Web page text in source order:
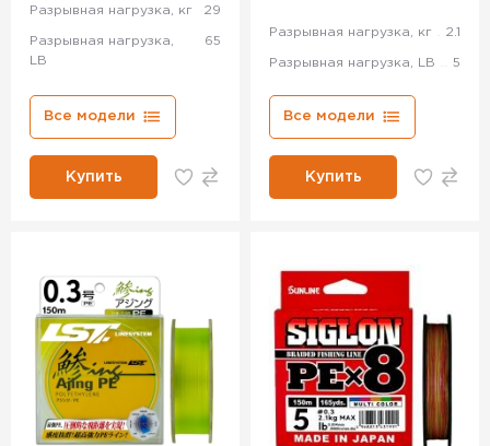
Разрывная нагрузка, кг 29
Разрывная нагрузка,
LB
65
Все модели
Купить
Разрывная нагрузка, кг 2.1
Разрывная нагрузка, LB 5
Все модели
Купить